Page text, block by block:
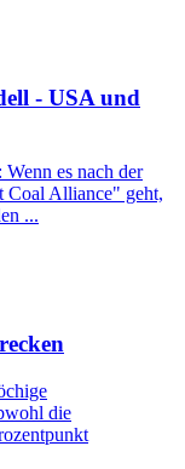
- USA und
es nach der
Coal Alliance" geht,
...
die